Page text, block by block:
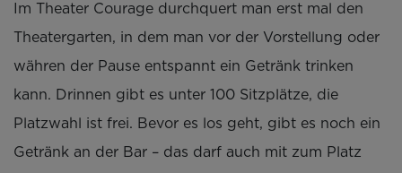
Im Theater Courage durchquert man erst mal den
Theatergarten, in dem man vor der Vorstellung oder
währen der Pause entspannt ein Getränk trinken
kann. Drinnen gibt es unter 100 Sitzplätze, die
Platzwahl ist frei. Bevor es los geht, gibt es noch ein
Getränk an der Bar – das darf auch mit zum Platz